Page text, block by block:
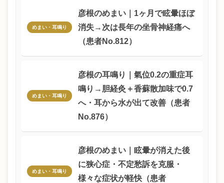
めまい・耳鳴り
彦根のめまい｜1ヶ月で眩暈ほぼ
消失→次は長年の坐骨神経痛へ
（患者No.812）
めまい・耳鳴り
彦根の耳鳴り｜氣位0.2の重症耳
鳴り→胆経灸＋香蘇散加味で0.7
へ・耳から水が出て改善（患者
No.876）
めまい・耳鳴り
彦根のめまい｜眩暈が消えた後
に狭心症・不定愁訴を克服・
様々な症状が軽快（患者